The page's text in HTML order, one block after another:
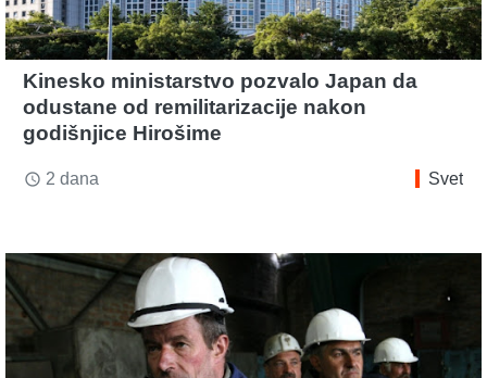
Kinesko ministarstvo pozvalo Japan da
odustane od remilitarizacije nakon
godišnjice Hirošime
access_time 2 dana Svet